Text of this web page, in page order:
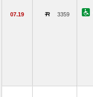
07.19 3359